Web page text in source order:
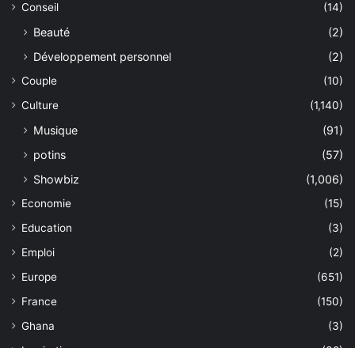
Conseil
(14)
Beauté
(2)
Développement personnel
(2)
Couple
(10)
Culture
(1,140)
Musique
(91)
potins
(57)
Showbiz
(1,006)
Economie
(15)
Education
(3)
Emploi
(2)
Europe
(651)
France
(150)
Ghana
(3)